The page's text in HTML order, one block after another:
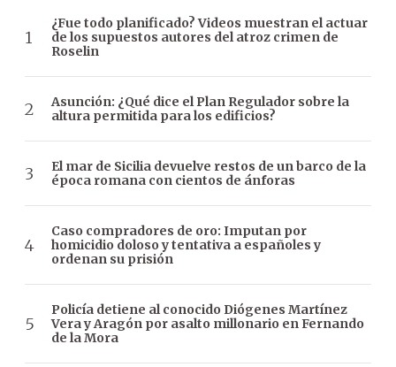
¿Fue todo planificado? Videos muestran el actuar
de los supuestos autores del atroz crimen de
Roselin
Asunción: ¿Qué dice el Plan Regulador sobre la
altura permitida para los edificios?
El mar de Sicilia devuelve restos de un barco de la
época romana con cientos de ánforas
Caso compradores de oro: Imputan por
homicidio doloso y tentativa a españoles y
ordenan su prisión
Policía detiene al conocido Diógenes Martínez
Vera y Aragón por asalto millonario en Fernando
de la Mora